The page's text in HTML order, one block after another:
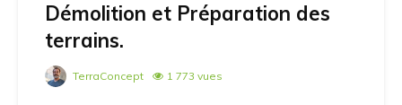
Démolition et Préparation des
terrains.
TerraConcept 1 773 vues